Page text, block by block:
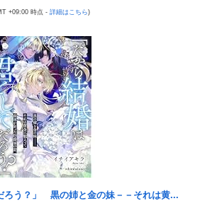
臣、ワースト１位が同点でこの人ｗｗｗ
記者「死傷者の情報を教えて！」 → 企
！」 → 記「年代は？特定につながらな
え...
が墜落
越健介、高市首相に『爆弾発言』をして
本総合病院の手術室の様子が(((ﾟДﾟ)))
訪問の感動BGM付きムービーを投稿
スペクトラム症」診断にショックで涙
サインとは
泰だ」16歳MF三井寺眞、衝撃ゴール！
録！3得点に絡む活躍で海外絶賛！【海
ニティブエディション Nintendo
本
て誰でもできる」わい「ほーん」
+09:00 時点 - 詳細はこちら)
ろう？」 黒の姉と金の妹－－それは黄...